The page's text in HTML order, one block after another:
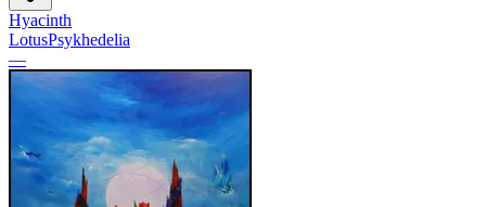
Hyacinth
LotusPsykhedelia
—